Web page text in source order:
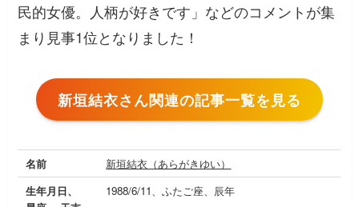
民的女優。人柄が好きです」 などのコメントが集
まり見事1位となりました！
新垣結衣さん関連の記事一覧を見る
名前
新垣結衣（あらがきゆい）
生年月日、
1988/6/11、ふたご座、辰年